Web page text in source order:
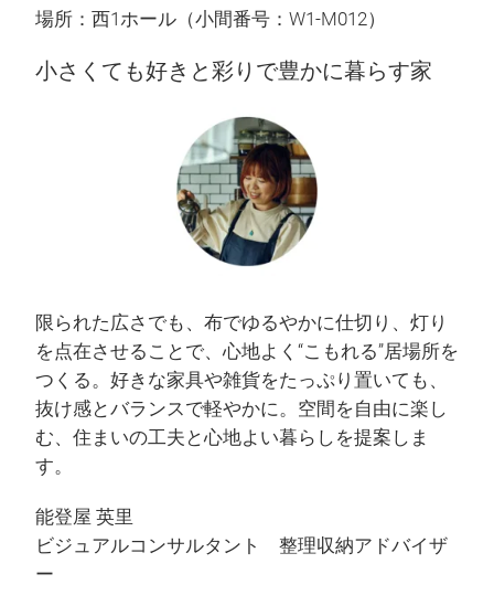
場所：西1ホール（小間番号：W1-M012）
小さくても好きと彩りで豊かに暮らす家
限られた広さでも、布でゆるやかに仕切り、灯り
を点在させることで、心地よく“こもれる”居場所を
つくる。好きな家具や雑貨をたっぷり置いても、
抜け感とバランスで軽やかに。空間を自由に楽し
む、住まいの工夫と心地よい暮らしを提案しま
す。
能登屋 英里
ビジュアルコンサルタント 整理収納アドバイザ
ー